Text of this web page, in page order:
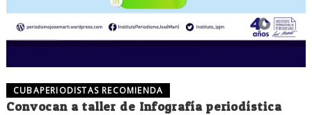
CUBAPERIODISTAS RECOMIENDA
Convocan a taller de Infografía periodística